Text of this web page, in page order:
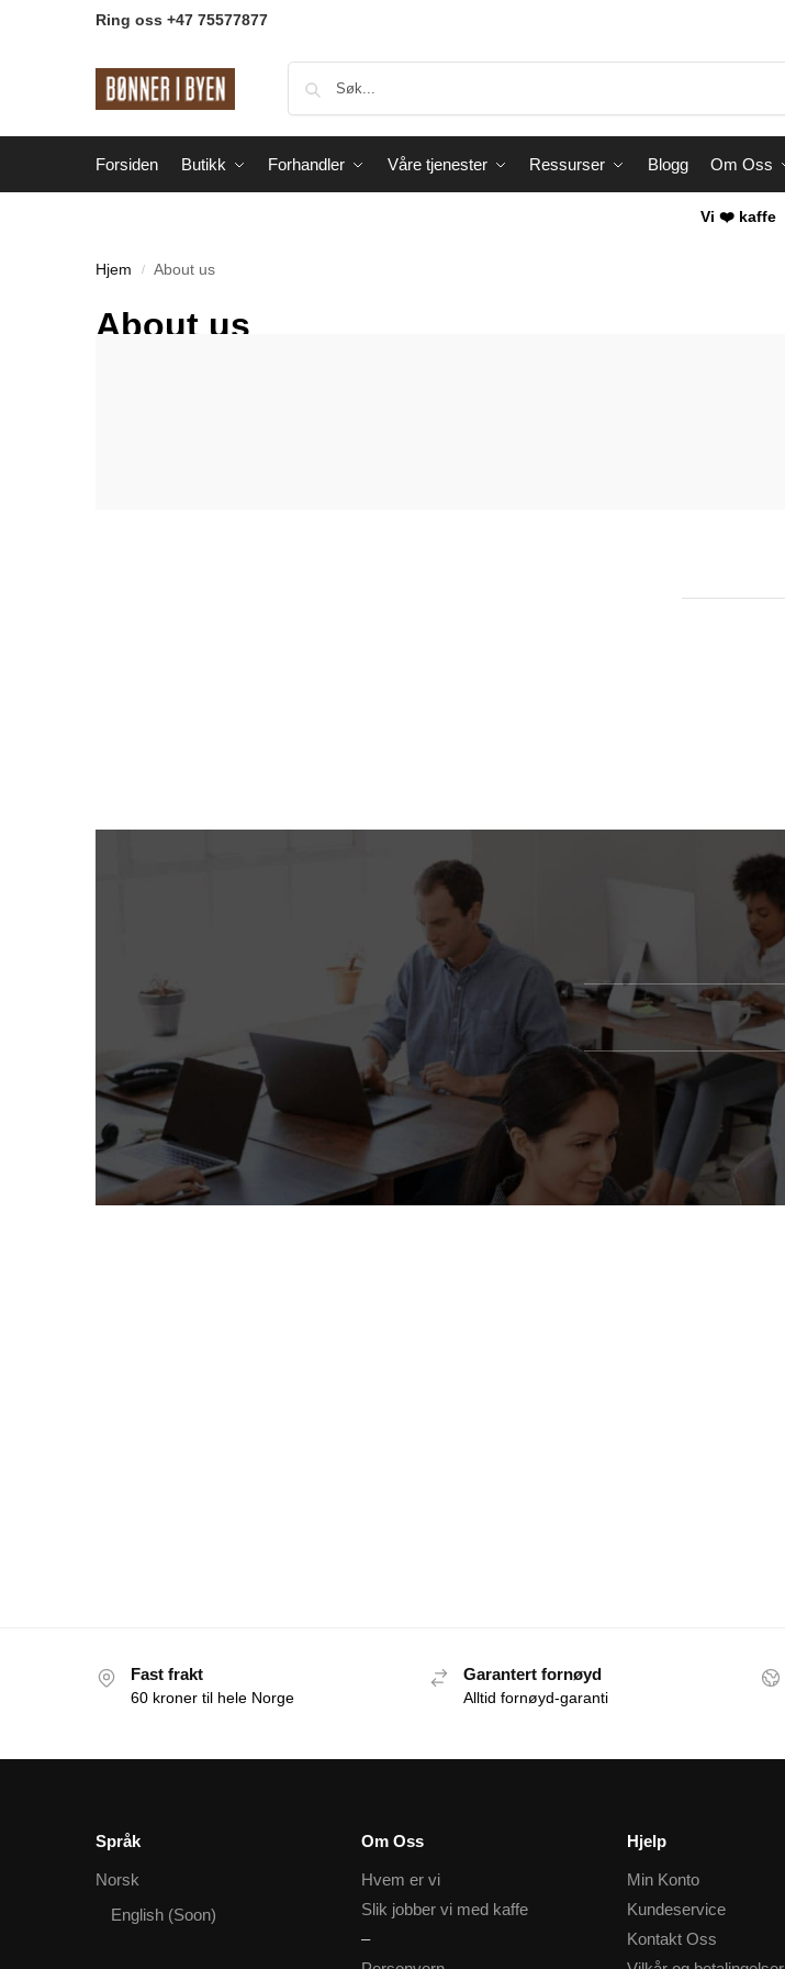
Ring oss +47 75577877
Forsiden Butikk Forhandler Våre tjenester Ressurser Blogg Om Oss
Vi ❤️ kaffe
Hjem / About us
About us
Fast frakt
60 kroner til hele Norge
Garantert fornøyd
Alltid fornøyd-garanti
Språk
Norsk
English (Soon)
Om Oss
Hvem er vi
Slik jobber vi med kaffe
–
Hjelp
Min Konto
Kundeservice
Kontakt Oss